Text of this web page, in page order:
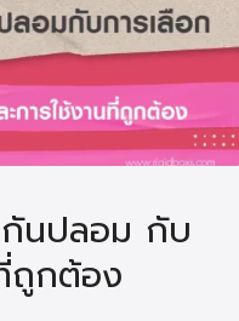
กันปลอม กับ
ถูกต้อง